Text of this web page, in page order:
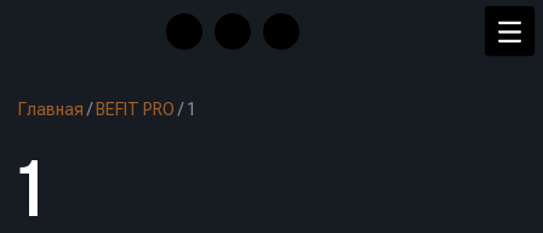
Главная / BEFIT PRO /1
1